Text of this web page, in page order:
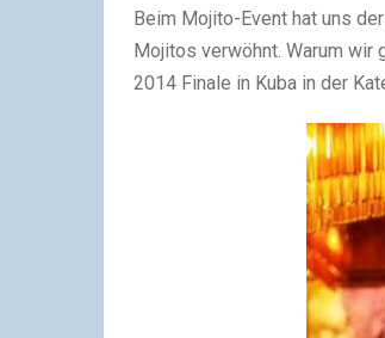
Beim Mojito-Event hat uns
Mojitos verwöhnt. Warum wir
2014 Finale in Kuba in der